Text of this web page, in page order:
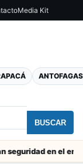
Media Kit
BUSCAR
en el entorno